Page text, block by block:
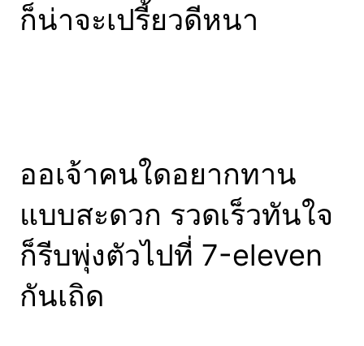
ก็น่าจะเปรี้ยวดีหนา
ออเจ้าคนใดอยากทาน
แบบสะดวก รวดเร็วทันใจ
ก็รีบพุ่งตัวไปที่ 7-eleven
กันเถิด